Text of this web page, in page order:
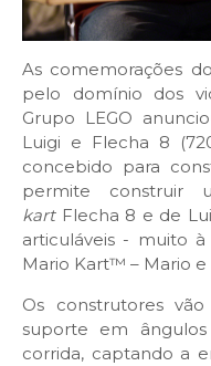
As comemorações
pelo domínio dos
Grupo LEGO
Luigi e Flecha 8
concebido para
permite construir
kart Flecha 8 e de
articuláveis - muito
Mario Kart™ – Mario e
Os construtores
suporte em
corrida, captando a